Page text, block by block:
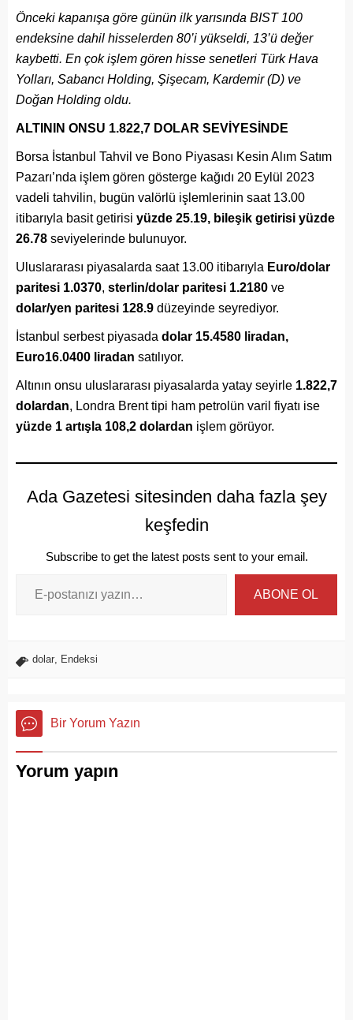
Önceki kapanışa göre günün ilk yarısında BIST 100
endeksine dahil hisselerden 80’i yükseldi, 13’ü değer
kaybetti. En çok işlem gören hisse senetleri Türk Hava
Yolları, Sabancı Holding, Şişecam, Kardemir (D) ve
Doğan Holding oldu.
ALTININ ONSU 1.822,7 DOLAR SEVİYESİNDE
Borsa İstanbul Tahvil ve Bono Piyasası Kesin Alım Satım
Pazarı’nda işlem gören gösterge kağıdı 20 Eylül 2023
vadeli tahvilin, bugün valörlü işlemlerinin saat 13.00
itibarıyla basit getirisi yüzde 25.19, bileşik getirisi yüzde
26.78 seviyelerinde bulunuyor.
Uluslararası piyasalarda saat 13.00 itibarıyla Euro/dolar
paritesi 1.0370, sterlin/dolar paritesi 1.2180 ve
dolar/yen paritesi 128.9 düzeyinde seyrediyor.
İstanbul serbest piyasada dolar 15.4580 liradan,
Euro16.0400 liradan satılıyor.
Altının onsu uluslararası piyasalarda yatay seyirle 1.822,7
dolardan, Londra Brent tipi ham petrolün varil fiyatı ise
yüzde 1 artışla 108,2 dolardan işlem görüyor.
Ada Gazetesi sitesinden daha fazla şey
keşfedin
Subscribe to get the latest posts sent to your email.
ABONE OL
dolar, Endeksi
Bir Yorum Yazın
Yorum yapın